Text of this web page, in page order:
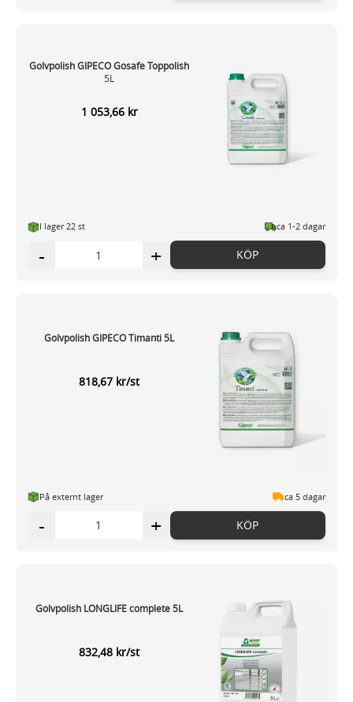
Golvpolish GIPECO Gosafe Toppolish
5L
1 053,66 kr
I lager 22 st ca 1-2 dagar
- + KÖP
Golvpolish GIPECO Timanti 5L
818,67 kr/st
På externt lager ca 5 dagar
- + KÖP
Golvpolish LONGLIFE complete 5L
832,48 kr/st